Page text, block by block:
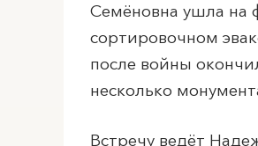
Семёновна ушла на
сортировочном
после войны
несколько
Встречу ведёт